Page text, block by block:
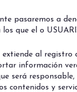
pasaremos a
que el o
al registro
información
será
contenidos y